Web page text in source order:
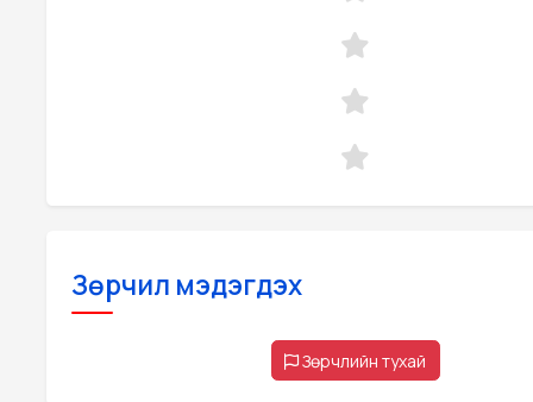
Зөрчил мэдэгдэх
Зөрчлийн тухай